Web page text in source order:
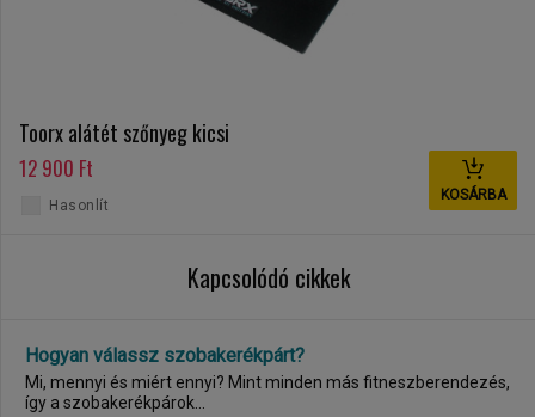
Toorx alátét szőnyeg kicsi
12 900 Ft
KOSÁRBA
Hasonlít
Kapcsolódó cikkek
Hogyan válassz szobakerékpárt?
Mi, mennyi és miért ennyi? Mint minden más fitneszberendezés,
így a szobakerékpárok...